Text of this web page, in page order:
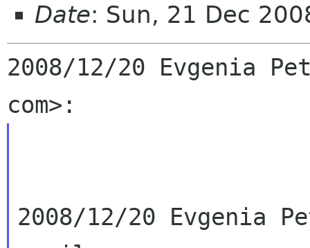
Date: Sun, 21 Dec
2008/12/20 Evgenia
2008/12/20 Evgenia